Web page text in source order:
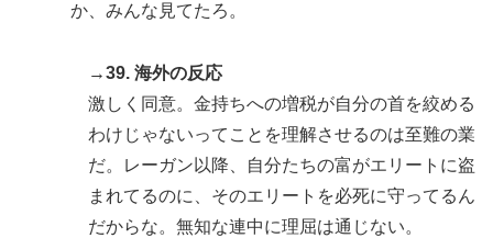
か、みんな見てたろ。
→39. 海外の反応
激しく同意。金持ちへの増税が自分の首を絞める
わけじゃないってことを理解させるのは至難の業
だ。レーガン以降、自分たちの富がエリートに盗
まれてるのに、そのエリートを必死に守ってるん
だからな。無知な連中に理屈は通じない。